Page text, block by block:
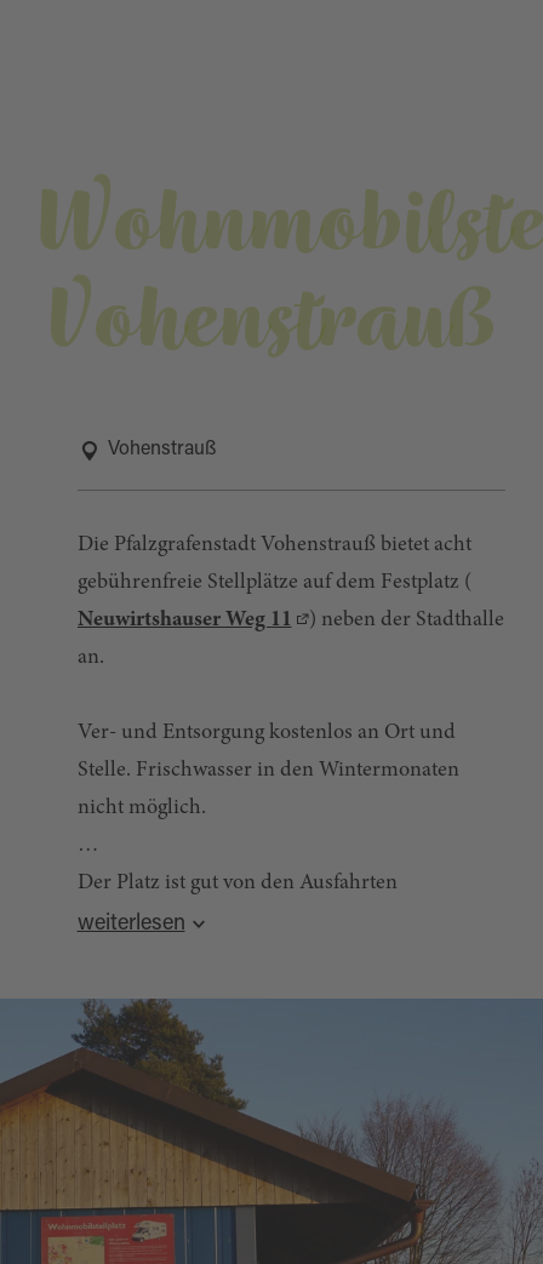
Vohenstrauß
Vohenstrauß
Die Pfalzgrafenstadt Vohenstrauß bietet acht
gebührenfreie Stellplätze auf dem Festplatz (
Neuwirtshauser Weg 11
) neben der Stadthalle
an.
Ver- und Entsorgung kostenlos an Ort und
Stelle. Frischwasser in den Wintermonaten
nicht möglich.
Der Platz ist gut von den Ausfahrten
Vohenstrauß-West und -Ost der BAB 6 zu
ca. 600 Meter zur Stadtmitte und ca. 300 Meter
nächste Einkaufsmöglichkeit
(Bäcker/Metzger/Aldi/NKD/dm-
Drogeriemarkt)
Quelle:destination.one
weiterlesen